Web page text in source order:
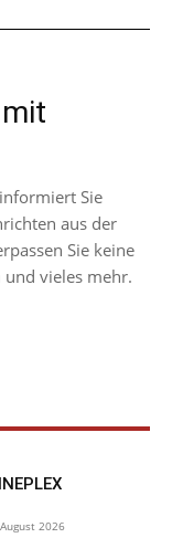
Sie
aus der
Sie keine
und vieles mehr.
2026